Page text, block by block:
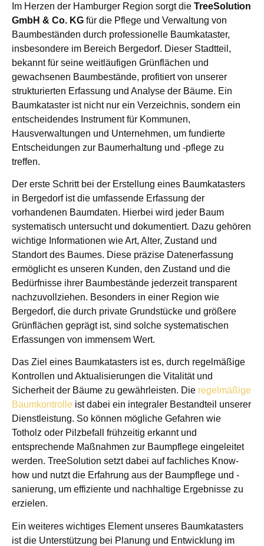
Im Herzen der Hamburger Region sorgt die TreeSolution
GmbH & Co. KG für die Pflege und Verwaltung von
Baumbeständen durch professionelle Baumkataster,
insbesondere im Bereich Bergedorf. Dieser Stadtteil,
bekannt für seine weitläufigen Grünflächen und
gewachsenen Baumbestände, profitiert von unserer
strukturierten Erfassung und Analyse der Bäume. Ein
Baumkataster ist nicht nur ein Verzeichnis, sondern ein
entscheidendes Instrument für Kommunen,
Hausverwaltungen und Unternehmen, um fundierte
Entscheidungen zur Baumerhaltung und -pflege zu
treffen.
Der erste Schritt bei der Erstellung eines Baumkatasters
in Bergedorf ist die umfassende Erfassung der
vorhandenen Baumdaten. Hierbei wird jeder Baum
systematisch untersucht und dokumentiert. Dazu gehören
wichtige Informationen wie Art, Alter, Zustand und
Standort des Baumes. Diese präzise Datenerfassung
ermöglicht es unseren Kunden, den Zustand und die
Bedürfnisse ihrer Baumbestände jederzeit transparent
nachzuvollziehen. Besonders in einer Region wie
Bergedorf, die durch private Grundstücke und größere
Grünflächen geprägt ist, sind solche systematischen
Erfassungen von immensem Wert.
Das Ziel eines Baumkatasters ist es, durch regelmäßige
Kontrollen und Aktualisierungen die Vitalität und
Sicherheit der Bäume zu gewährleisten. Die regelmäßige
Baumkontrolle ist dabei ein integraler Bestandteil unserer
Dienstleistung. So können mögliche Gefahren wie
Totholz oder Pilzbefall frühzeitig erkannt und
entsprechende Maßnahmen zur Baumpflege eingeleitet
werden. TreeSolution setzt dabei auf fachliches Know-
how und nutzt die Erfahrung aus der Baumpflege und -
sanierung, um effiziente und nachhaltige Ergebnisse zu
erzielen.
Ein weiteres wichtiges Element unseres Baumkatasters
ist die Unterstützung bei Planung und Entwicklung im